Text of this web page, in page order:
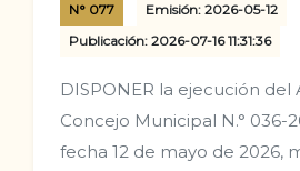
N° 077
Emisión: 2026-05-12
Publicación: 2026-07-16 11:31:36
DISPONER la ejecución del
Concejo Municipal N.° 036-
fecha 12 de mayo de 2026,